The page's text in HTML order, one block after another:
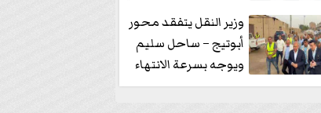
وزير النقل يتفقد محور
أبوتيج – ساحل سليم
ويوجه بسرعة الانتهاء
من...